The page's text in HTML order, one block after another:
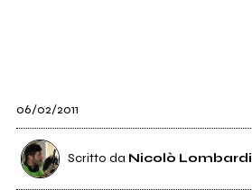
06/02/2011
Scritto da Nicolò Lombardi